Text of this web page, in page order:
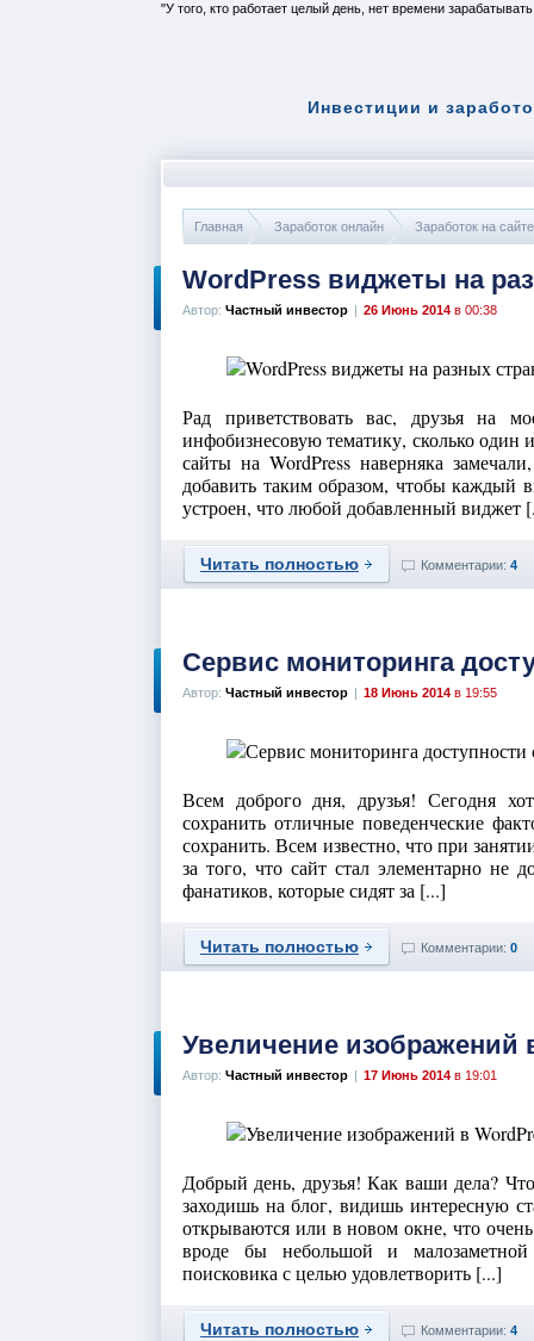
Инвестиции и
У того, кто работает целый день, нет времени
Главная Заработок онлайн Заработок на сайте
WordPress виджеты на
Автор: Частный инвестор | 26 Июнь 2014 в 00:38
Рад приветствовать вас, друзья на
инфобизнесовую тематику, сколько один
сайты на WordPress наверняка
добавить таким образом, чтобы каждый
устроен, что любой добавленный виджет
Читать полностью Комментарии: 4
Сервис мониторинга
Автор: Частный инвестор | 18 Июнь 2014 в 19:55
Всем доброго дня, друзья! Сегодня
сохранить отличные поведенческие
сохранить. Всем известно, что при
за того, что сайт стал элементарно
фанатиков, которые сидят за [...]
Читать полностью Комментарии: 0
Увеличение изображений
Автор: Частный инвестор | 17 Июнь 2014 в 19:01
Добрый день, друзья! Как ваши дела?
заходишь на блог, видишь интересную
открываются или в новом окне, что
вроде бы небольшой и
поисковика с целью удовлетворить [...]
Читать полностью Комментарии: 4